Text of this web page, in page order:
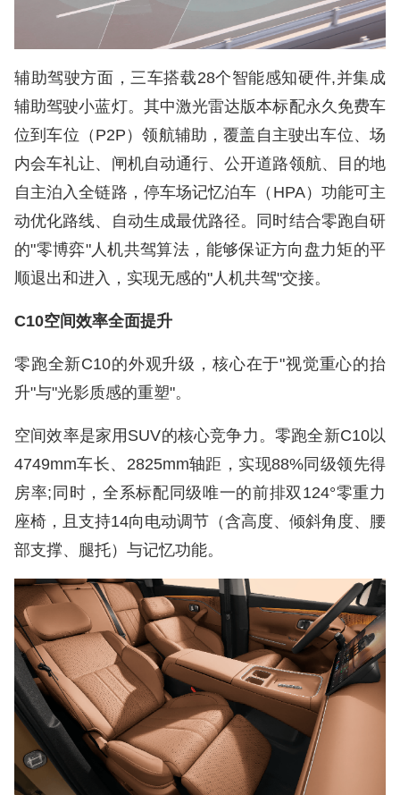
辅助驾驶方面，三车搭载28个智能感知硬件,并集成
辅助驾驶小蓝灯。其中激光雷达版本标配永久免费车
位到车位（P2P）领航辅助，覆盖自主驶出车位、场
内会车礼让、闸机自动通行、公开道路领航、目的地
自主泊入全链路，停车场记忆泊车（HPA）功能可主
动优化路线、自动生成最优路径。同时结合零跑自研
的"零博弈"人机共驾算法，能够保证方向盘力矩的平
顺退出和进入，实现无感的"人机共驾"交接。
C10空间效率全面提升
零跑全新C10的外观升级，核心在于"视觉重心的抬
升"与"光影质感的重塑"。
空间效率是家用SUV的核心竞争力。零跑全新C10以
4749mm车长、2825mm轴距，实现88%同级领先得
房率;同时，全系标配同级唯一的前排双124°零重力
座椅，且支持14向电动调节（含高度、倾斜角度、腰
部支撑、腿托）与记忆功能。